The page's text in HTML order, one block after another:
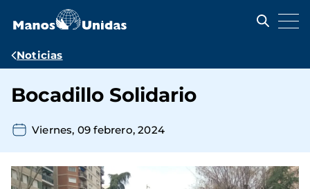
contenido
Ruta
navegación
Noticias
Bocadillo Solidario
Viernes, 09 febrero, 2024